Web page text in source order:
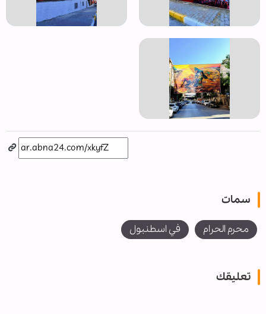
سمات
محرم الحرام في اسطنبول
تعليقك